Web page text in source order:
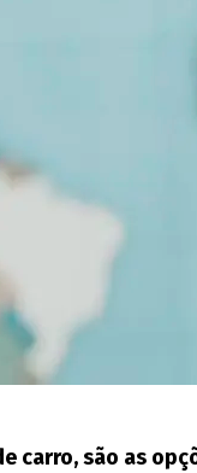
carro, são as